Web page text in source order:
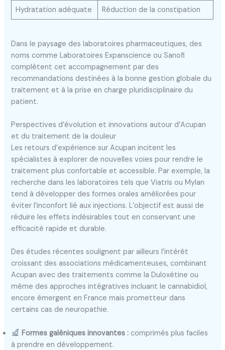
Hydratation adéquate Réduction de la constipation
Dans le paysage des laboratoires pharmaceutiques, des
noms comme Laboratoires Expanscience ou Sanofi
complètent cet accompagnement par des
recommandations destinées à la bonne gestion globale du
traitement et à la prise en charge pluridisciplinaire du
patient.
Perspectives d’évolution et innovations autour d’Acupan
et du traitement de la douleur
Les retours d’expérience sur Acupan incitent les
spécialistes à explorer de nouvelles voies pour rendre le
traitement plus confortable et accessible. Par exemple, la
recherche dans les laboratoires tels que Viatris ou Mylan
tend à développer des formes orales améliorées pour
éviter l’inconfort lié aux injections. L’objectif est aussi de
réduire les effets indésirables tout en conservant une
efficacité rapide et durable.
Des études récentes soulignent par ailleurs l’intérêt
croissant des associations médicamenteuses, combinant
Acupan avec des traitements comme la Duloxétine ou
même des approches intégratives incluant le cannabidiol,
encore émergent en France mais prometteur dans
certains cas de neuropathie.
Formes galéniques innovantes : comprimés plus faciles
à prendre en développement.